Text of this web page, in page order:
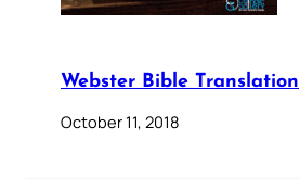
Webster Bible Translation
October 11, 2018